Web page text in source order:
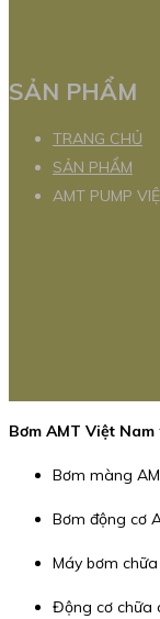
SẢN PHẨM
TRANG CHỦ
SẢN PHẨM
AMT PUMP
Bơm AMT Việt Nam
Bơm màng
Bơm động cơ
Máy bơm
Động cơ chữa